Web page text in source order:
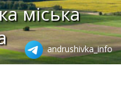
міська
andrushivka_info